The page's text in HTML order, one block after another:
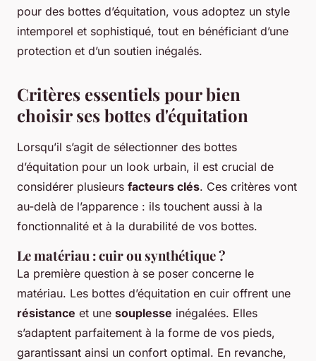
pour des bottes d’équitation, vous adoptez un style
intemporel et sophistiqué, tout en bénéficiant d’une
protection et d’un soutien inégalés.
Critères essentiels pour bien
choisir ses bottes d'équitation
Lorsqu’il s’agit de sélectionner des bottes
d’équitation pour un look urbain, il est crucial de
considérer plusieurs facteurs clés. Ces critères vont
au-delà de l’apparence : ils touchent aussi à la
fonctionnalité et à la durabilité de vos bottes.
Le matériau : cuir ou synthétique ?
La première question à se poser concerne le
matériau. Les bottes d’équitation en cuir offrent une
résistance et une souplesse inégalées. Elles
s’adaptent parfaitement à la forme de vos pieds,
garantissant ainsi un confort optimal. En revanche,